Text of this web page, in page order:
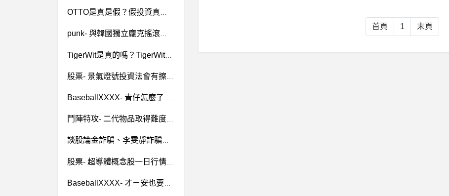
OTTO是真是假？假投資真詐騙、OTTO詐騙、OTTO假電商平台、跨境電商詐騙、OTTO網路開店無需囤貨是假的
punk- 與韓國獨立龐克搖滾樂團交流及聯合公演
TigerWit是真的嗎？TigerWit安全嗎？TigerWit是詐騙嗎？
談股論金詐騙、李雯靜詐騙、吳采凌詐騙、主力佈局合作詐騙、飆股詐騙、投資詐騙黑平台
首頁 1 末頁